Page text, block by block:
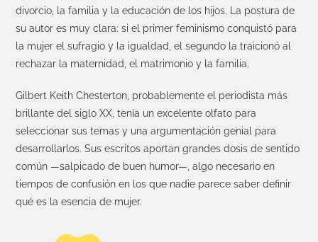
divorcio, la familia y la educación de los hijos. La postura de
su autor es muy clara: si el primer feminismo conquistó para
la mujer el sufragio y la igualdad, el segundo la traicionó al
rechazar la maternidad, el matrimonio y la familia.
Gilbert Keith Chesterton, probablemente el periodista más
brillante del siglo XX, tenía un excelente olfato para
seleccionar sus temas y una argumentación genial para
desarrollarlos. Sus escritos aportan grandes dosis de sentido
común —salpicado de buen humor—, algo necesario en
tiempos de confusión en los que nadie parece saber definir
qué es la esencia de mujer.